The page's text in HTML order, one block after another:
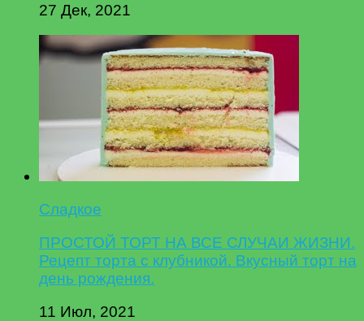
27 Дек, 2021
Сладкое
ПРОСТОЙ ТОРТ НА ВСЕ СЛУЧАИ ЖИЗНИ.
Рецепт торта с клубникой. Вкусный торт на
день рождения.
11 Июл, 2021